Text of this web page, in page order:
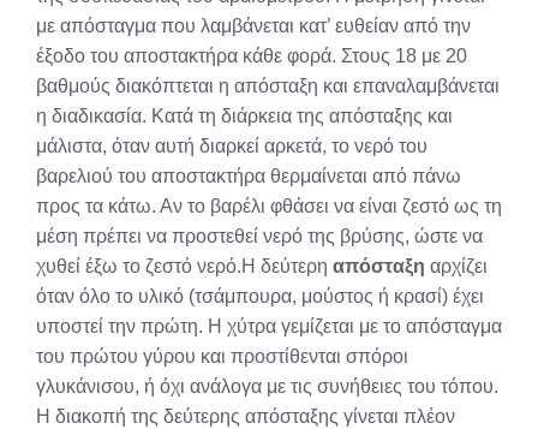
με απόσταγμα που λαμβάνεται κατ’ ευθείαν από την
έξοδο του αποστακτήρα κάθε φορά. Στους 18 με 20
βαθμούς διακόπτεται η απόσταξη και επαναλαμβάνεται
η διαδικασία. Κατά τη διάρκεια της απόσταξης και
μάλιστα, όταν αυτή διαρκεί αρκετά, το νερό του
βαρελιού του αποστακτήρα θερμαίνεται από πάνω
προς τα κάτω. Αν το βαρέλι φθάσει να είναι ζεστό ως τη
μέση πρέπει να προστεθεί νερό της βρύσης, ώστε να
χυθεί έξω το ζεστό νερό.Η δεύτερη απόσταξη αρχίζει
όταν όλο το υλικό (τσάμπουρα, μούστος ή κρασί) έχει
υποστεί την πρώτη. Η χύτρα γεμίζεται με το απόσταγμα
του πρώτου γύρου και προστίθενται σπόροι
γλυκάνισου, ή όχι ανάλογα με τις συνήθειες του τόπου.
Η διακοπή της δεύτερης απόσταξης γίνεται πλέον